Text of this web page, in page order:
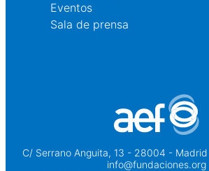
Eventos
Sala de prensa
C/ Serrano Anguita, 13 - 28004 - Madrid
info@fundaciones.org